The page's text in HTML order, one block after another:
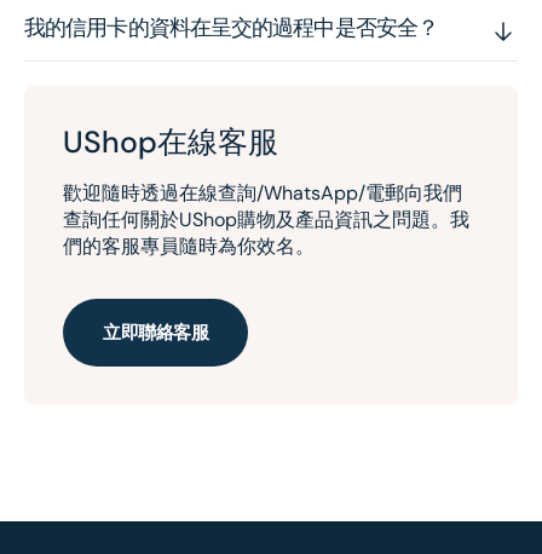
我的信用卡的資料在呈交的過程中是否安全？
UShop在線客服
歡迎隨時透過在線查詢/WhatsApp/電郵向我們
查詢任何關於UShop購物及產品資訊之問題。我
們的客服專員隨時為你效名。
立即聯絡客服